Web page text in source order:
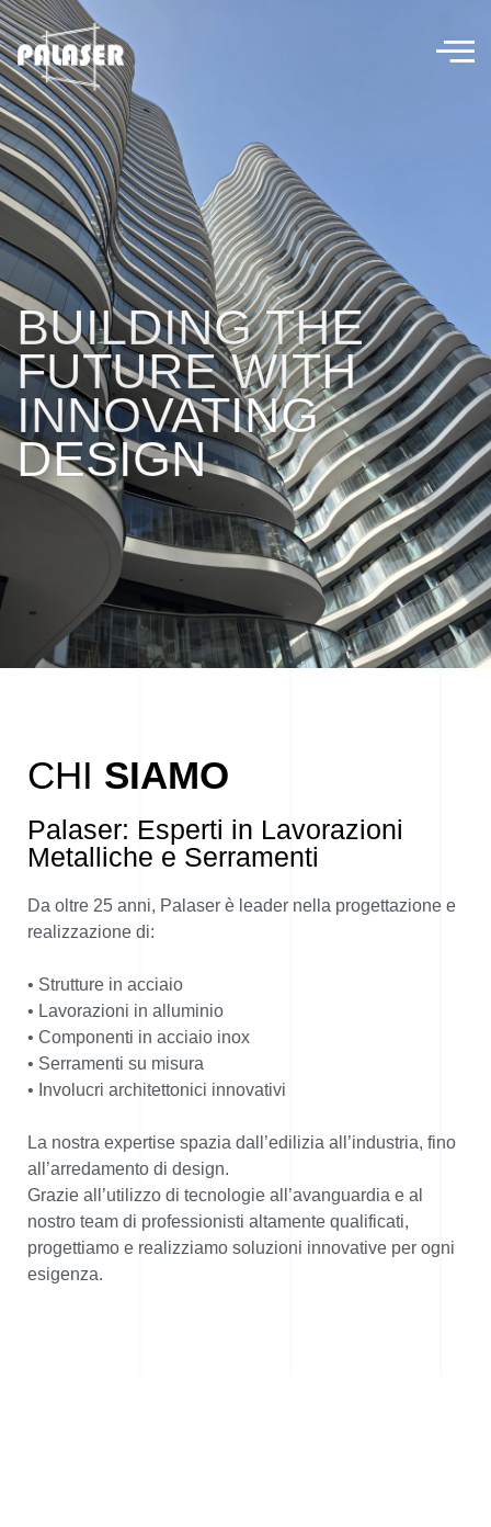
BUILDING THE
FUTURE WITH
INNOVATING
DESIGN
CHI SIAMO
Palaser: Esperti in Lavorazioni
Metalliche e Serramenti
Da oltre 25 anni, Palaser è leader nella progettazione e
realizzazione di:
• Strutture in acciaio
• Lavorazioni in alluminio
• Componenti in acciaio inox
• Serramenti su misura
• Involucri architettonici innovativi
La nostra expertise spazia dall’edilizia all’industria, fino
all’arredamento di design.
Grazie all’utilizzo di tecnologie all’avanguardia e al
nostro team di professionisti altamente qualificati,
progettiamo e realizziamo soluzioni innovative per ogni
esigenza.